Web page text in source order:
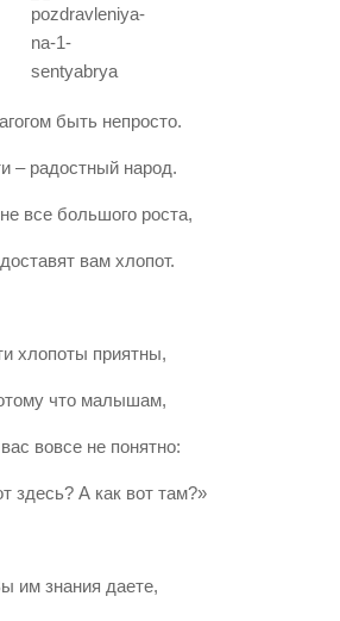
быть непросто.
– радостный народ.
все большого роста,
вам хлопот.
хлопоты приятны,
что малышам,
вовсе не понятно:
здесь? А как вот там?»
им знания даете,